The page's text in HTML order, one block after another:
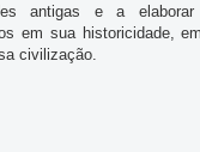
antigas e a
em sua
civilização.